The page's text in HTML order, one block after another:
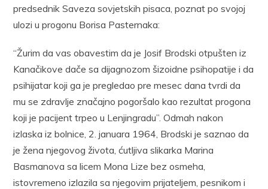
predsednik Saveza sovjetskih pisaca, poznat po svojoj
ulozi u progonu Borisa Pasternaka:
“Žurim da vas obavestim da je Josif Brodski otpušten iz
Kanačikove dače sa dijagnozom šizoidne psihopatije i da
psihijatar koji ga je pregledao pre mesec dana tvrdi da
mu se zdravlje značajno pogoršalo kao rezultat progona
koji je pacijent trpeo u Lenjingradu”. Odmah nakon
izlaska iz bolnice, 2. januara 1964, Brodski je saznao da
je žena njegovog života, ćutljiva slikarka Marina
Basmanova sa licem Mona Lize bez osmeha,
istovremeno izlazila sa njegovim prijateljem, pesnikom i